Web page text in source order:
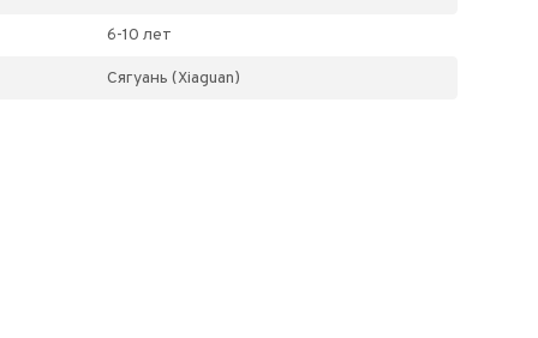
6-10 лет
Сягуань (Xiaguan)